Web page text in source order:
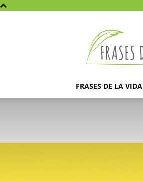
FRASES DE LA VIDA